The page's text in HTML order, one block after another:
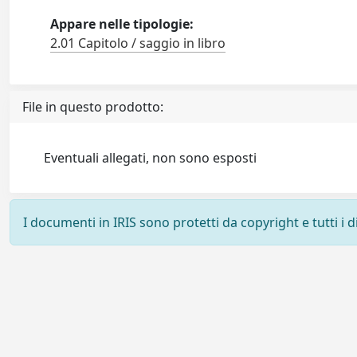
Appare nelle tipologie:
2.01 Capitolo / saggio in libro
File in questo prodotto:
Eventuali allegati, non sono esposti
I documenti in IRIS sono protetti da copyright e tutti i